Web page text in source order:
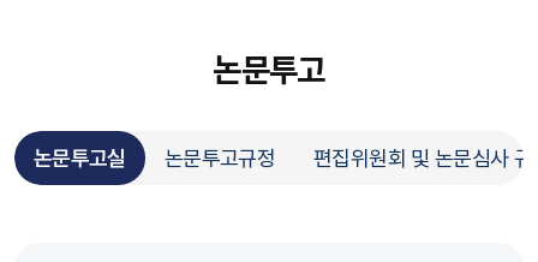
논문투고
논문투고실 논문투고규정 편집위원회 및 논문심사 규